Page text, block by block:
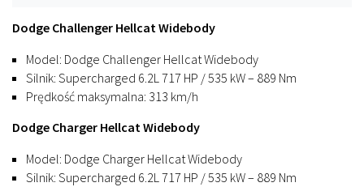
Dodge Challenger Hellcat Widebody
Model: Dodge Challenger Hellcat Widebody
Silnik: Supercharged 6.2L 717 HP / 535 kW – 889 Nm
Prędkość maksymalna: 313 km/h
Dodge Charger Hellcat Widebody
Model: Dodge Charger Hellcat Widebody
Silnik: Supercharged 6.2L 717 HP / 535 kW – 889 Nm